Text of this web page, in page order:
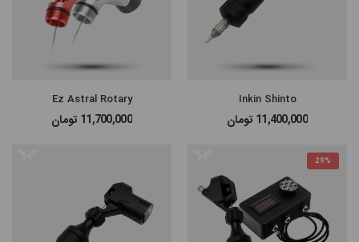
#سایر پن‌های شارژی
#پن تتو
Inkin Shinto
11,400,000 تومان
Ez Astral Rotary
11,700,000 تومان
29%